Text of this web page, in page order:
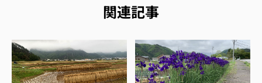
関連記事